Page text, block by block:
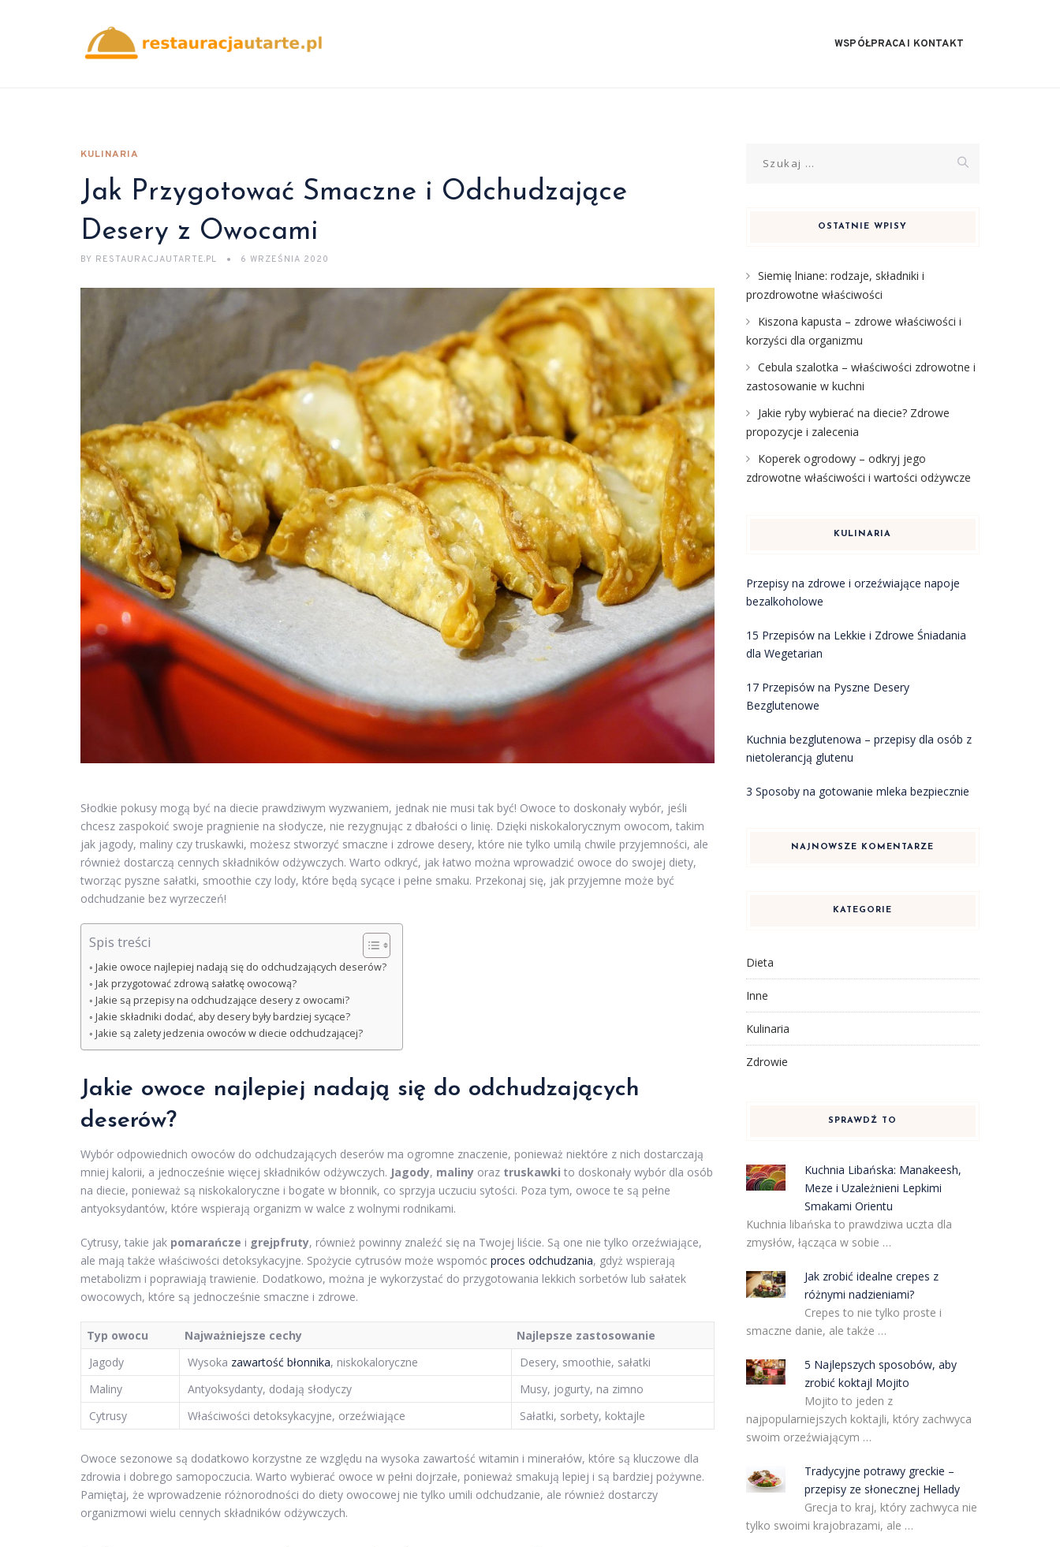
WSPÓŁPRACA I KONTAKT
KULINARIA
Jak Przygotować Smaczne i Odchudzające
Desery z Owocami
BY RESTAURACJAUTARTE.PL 6 WRZEŚNIA 2020
Słodkie pokusy mogą być na diecie prawdziwym wyzwaniem, jednak nie musi tak być! Owoce to doskonały wybór, jeśli
chcesz zaspokoić swoje pragnienie na słodycze, nie rezygnując z dbałości o linię. Dzięki niskokalorycznym owocom, takim
jak jagody, maliny czy truskawki, możesz stworzyć smaczne i zdrowe desery, które nie tylko umilą chwile przyjemności, ale
również dostarczą cennych składników odżywczych. Warto odkryć, jak łatwo można wprowadzić owoce do swojej diety,
tworząc pyszne sałatki, smoothie czy lody, które będą sycące i pełne smaku. Przekonaj się, jak przyjemne może być
odchudzanie bez wyrzeczeń!
Spis treści
Jakie owoce najlepiej nadają się do odchudzających deserów?
Jak przygotować zdrową sałatkę owocową?
Jakie są przepisy na odchudzające desery z owocami?
Jakie składniki dodać, aby desery były bardziej sycące?
Jakie są zalety jedzenia owoców w diecie odchudzającej?
Jakie owoce najlepiej nadają się do odchudzających
deserów?
Wybór odpowiednich owoców do odchudzających deserów ma ogromne znaczenie, ponieważ niektóre z nich dostarczają
mniej kalorii, a jednocześnie więcej składników odżywczych. Jagody, maliny oraz truskawki to doskonały wybór dla osób
na diecie, ponieważ są niskokaloryczne i bogate w błonnik, co sprzyja uczuciu sytości. Poza tym, owoce te są pełne
antyoksydantów, które wspierają organizm w walce z wolnymi rodnikami.
Cytrusy, takie jak pomarańcze i grejpfruty, również powinny znaleźć się na Twojej liście. Są one nie tylko orzeźwiające,
ale mają także właściwości detoksykacyjne. Spożycie cytrusów może wspomóc proces odchudzania, gdyż wspierają
metabolizm i poprawiają trawienie. Dodatkowo, można je wykorzystać do przygotowania lekkich sorbetów lub sałatek
owocowych, które są jednocześnie smaczne i zdrowe.
Typ owocu Najważniejsze cechy
Najlepsze zastosowanie
Jagody
Wysoka zawartość błonnika, niskokaloryczne
Desery, smoothie, sałatki
Maliny
Antyoksydanty, dodają słodyczy
Musy, jogurty, na zimno
Cytrusy
Właściwości detoksykacyjne, orzeźwiające Sałatki, sorbety, koktajle
Owoce sezonowe są dodatkowo korzystne ze względu na wysoka zawartość witamin i minerałów, które są kluczowe dla
zdrowia i dobrego samopoczucia. Warto wybierać owoce w pełni dojrzałe, ponieważ smakują lepiej i są bardziej pożywne.
Pamiętaj, że wprowadzenie różnorodności do diety owocowej nie tylko umili odchudzanie, ale również dostarczy
organizmowi wielu cennych składników odżywczych.
OSTATNIE WPISY
Siemię lniane: rodzaje, składniki i
prozdrowotne właściwości
Kiszona kapusta – zdrowe właściwości i
korzyści dla organizmu
Cebula szalotka – właściwości zdrowotne i
zastosowanie w kuchni
Jakie ryby wybierać na diecie? Zdrowe
propozycje i zalecenia
Koperek ogrodowy – odkryj jego
zdrowotne właściwości i wartości odżywcze
KULINARIA
Przepisy na zdrowe i orzeźwiające napoje
bezalkoholowe
15 Przepisów na Lekkie i Zdrowe Śniadania
dla Wegetarian
17 Przepisów na Pyszne Desery
Bezglutenowe
Kuchnia bezglutenowa – przepisy dla osób z
nietolerancją glutenu
3 Sposoby na gotowanie mleka bezpiecznie
NAJNOWSZE KOMENTARZE
KATEGORIE
Dieta
Inne
Kulinaria
Zdrowie
SPRAWDŹ TO
Kuchnia Libańska: Manakeesh,
Meze i Uzależnieni Lepkimi
Smakami Orientu
Kuchnia libańska to prawdziwa uczta dla
zmysłów, łącząca w sobie …
Jak zrobić idealne crepes z
różnymi nadzieniami?
Crepes to nie tylko proste i
smaczne danie, ale także …
5 Najlepszych sposobów, aby
zrobić koktajl Mojito
Mojito to jeden z
najpopularniejszych koktajli, który zachwyca
swoim orzeźwiającym …
Tradycyjne potrawy greckie –
przepisy ze słonecznej Hellady
Grecja to kraj, który zachwyca nie
tylko swoimi krajobrazami, ale …